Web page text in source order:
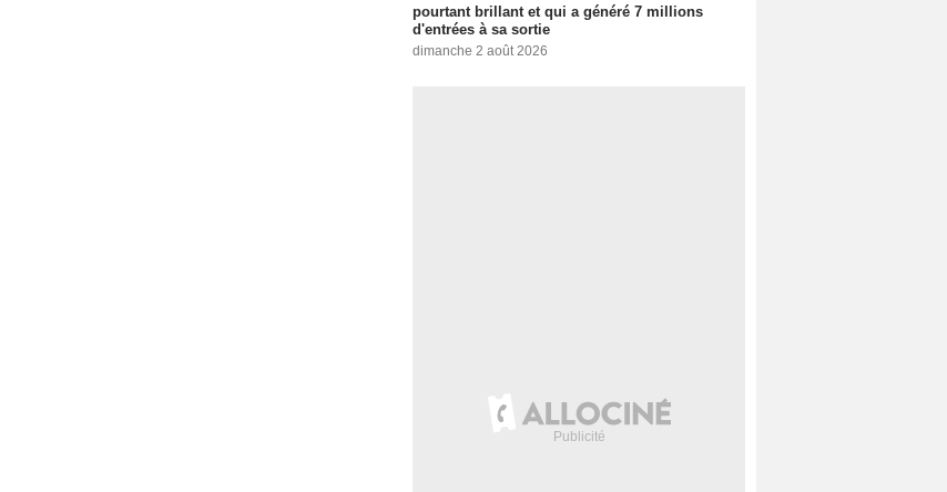
pourtant brillant et qui a généré 7 millions
d'entrées à sa sortie
dimanche 2 août 2026